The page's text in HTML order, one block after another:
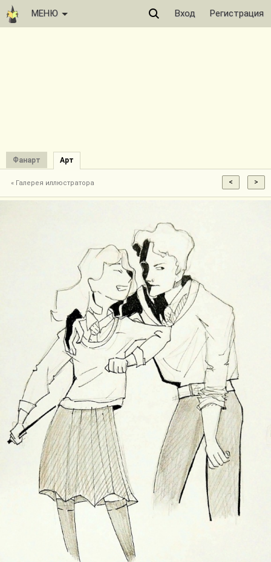
МЕНЮ Вход Регистрация
Фанарт Арт
« Галерея иллюстратора